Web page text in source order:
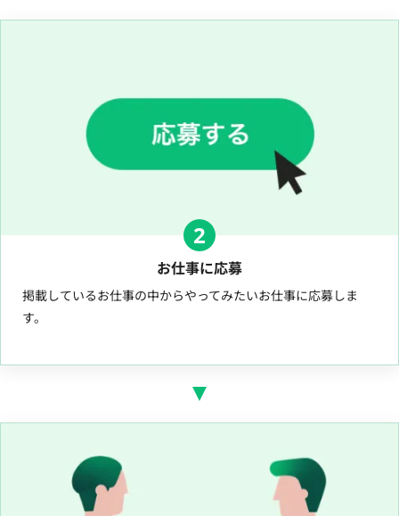
2
お仕事に応募
掲載しているお仕事の中からやってみたいお仕事に応募しま
す。